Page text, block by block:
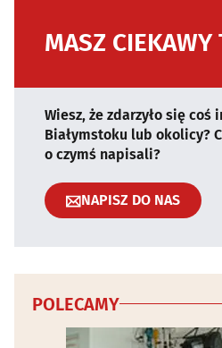
MASZ CIEKAWY
Wiesz, że zdarzyło się coś
Białymstoku lub okolicy?
o czymś napisali?
NAPISZ DO NAS
POLECAMY